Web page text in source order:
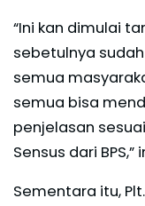
“Ini kan dimulai
sebetulnya
semua
semua bisa
penjelasan
Sensus dari
Sementara itu,